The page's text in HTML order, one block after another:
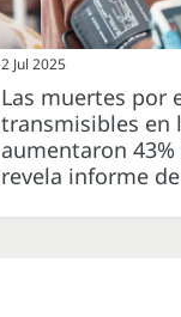
2 Jul 2025
Las muertes por
transmisibles en
aumentaron 43%
revela informe de